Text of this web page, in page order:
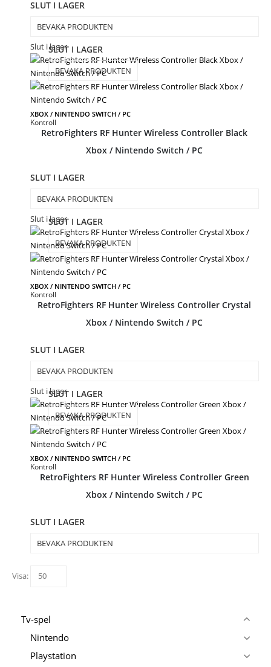
SLUT I LAGER
BEVAKA PRODUKTEN
Slut i lager
XBOX / NINTENDO SWITCH / PC
Kontroll
SLUT I LAGER
BEVAKA PRODUKTEN
RetroFighters RF Hunter Wireless Controller Black
Xbox / Nintendo Switch / PC
SLUT I LAGER
BEVAKA PRODUKTEN
Slut i lager
XBOX / NINTENDO SWITCH / PC
Kontroll
SLUT I LAGER
BEVAKA PRODUKTEN
RetroFighters RF Hunter Wireless Controller Crystal
Xbox / Nintendo Switch / PC
SLUT I LAGER
BEVAKA PRODUKTEN
Slut i lager
XBOX / NINTENDO SWITCH / PC
Kontroll
SLUT I LAGER
BEVAKA PRODUKTEN
RetroFighters RF Hunter Wireless Controller Green
Xbox / Nintendo Switch / PC
SLUT I LAGER
BEVAKA PRODUKTEN
Visa:
Tv-spel
Nintendo
Playstation